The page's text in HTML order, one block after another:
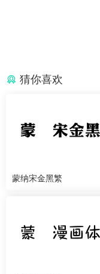
猜你喜欢
蒙纳宋金黑繁